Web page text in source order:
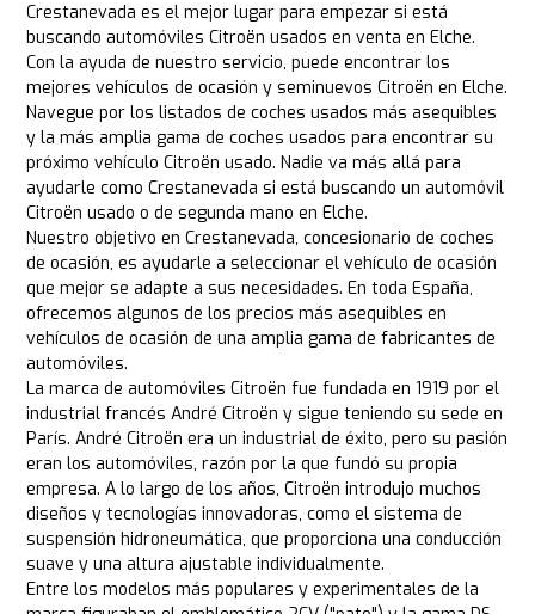
Crestanevada es el mejor lugar para empezar si está
buscando automóviles Citroën usados en venta en Elche.
Con la ayuda de nuestro servicio, puede encontrar los
mejores vehículos de ocasión y seminuevos Citroën en Elche.
Navegue por los listados de coches usados más asequibles
y la más amplia gama de coches usados para encontrar su
próximo vehículo Citroën usado. Nadie va más allá para
ayudarle como Crestanevada si está buscando un automóvil
Citroën usado o de segunda mano en Elche.
Nuestro objetivo en Crestanevada, concesionario de coches
de ocasión, es ayudarle a seleccionar el vehículo de ocasión
que mejor se adapte a sus necesidades. En toda España,
ofrecemos algunos de los precios más asequibles en
vehículos de ocasión de una amplia gama de fabricantes de
automóviles.
La marca de automóviles Citroën fue fundada en 1919 por el
industrial francés André Citroën y sigue teniendo su sede en
París. André Citroën era un industrial de éxito, pero su pasión
eran los automóviles, razón por la que fundó su propia
empresa. A lo largo de los años, Citroën introdujo muchos
diseños y tecnologías innovadoras, como el sistema de
suspensión hidroneumática, que proporciona una conducción
suave y una altura ajustable individualmente.
Entre los modelos más populares y experimentales de la